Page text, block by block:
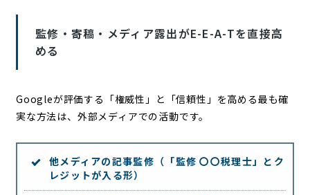
監修・寄稿・メディア露出がE-E-A-Tを直接高
める
Googleが評価する「権威性」と「信頼性」を高める最も確
実な方法は、外部メディアでの活動です。
他メディアの記事監修（「監修 〇〇税理士」とク
レジットが入る形）